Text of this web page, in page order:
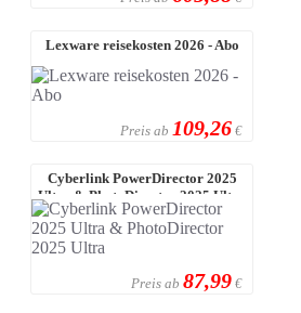
Lexware reisekosten 2026 - Abo
Preis ab 109,26 €
Cyberlink PowerDirector 2025
Ultra & PhotoDirector 2025 Ultra
Preis ab 87,99 €